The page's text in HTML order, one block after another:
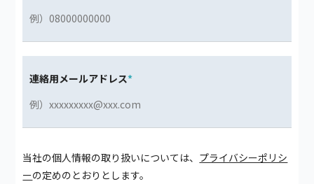
連絡用メールアドレス*
当社の個人情報の取り扱いについては、 プライバシーポリシ
ーの定めのとおりとします。